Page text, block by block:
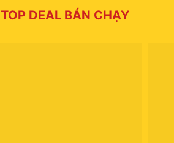
TOP DEAL BÁN CHẠY